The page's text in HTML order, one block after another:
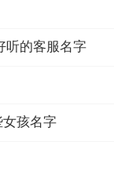
听的客服名字
孩名字